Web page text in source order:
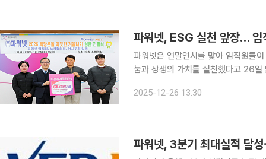
파워넷, ESG 실천 앞장… 임
파워넷은 연말연시를 맞아 임직원들
눔과 상생의 가치를 실천했다고 26일 밝혔다. 이번 기부금은 금천구 관내 취약계
치로 삼고 있으며, 특히 사회(S) 영역
2025-12-26 13:30
파워넷, 3분기 최대실적 달